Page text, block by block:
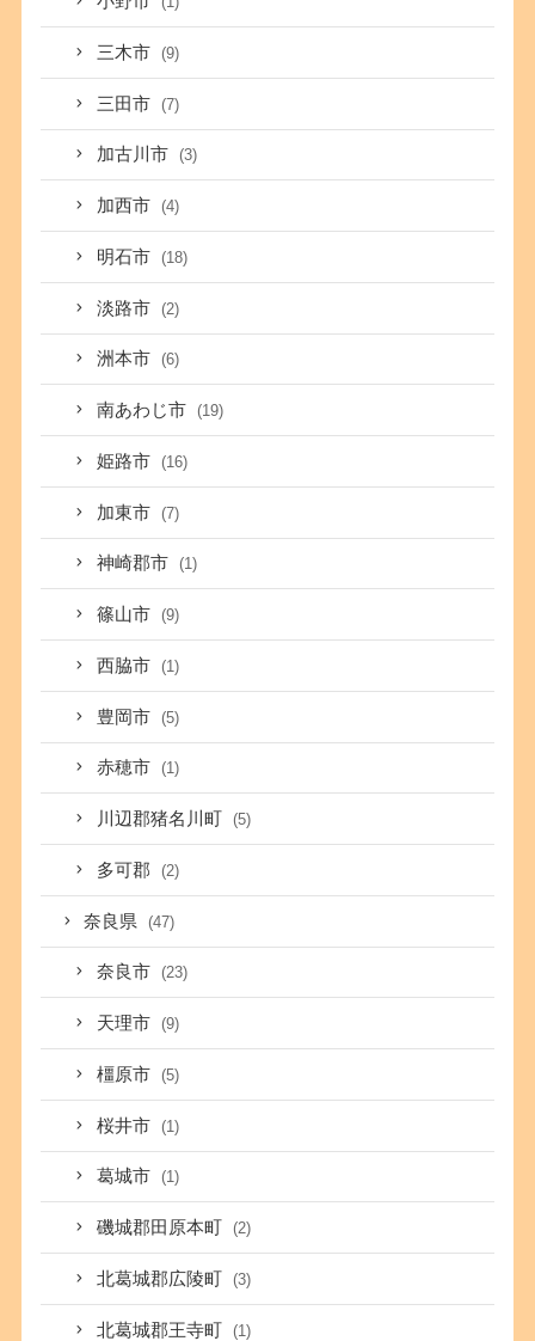
三木市 (9)
三田市 (7)
加古川市 (3)
加西市 (4)
明石市 (18)
淡路市 (2)
洲本市 (6)
南あわじ市 (19)
姫路市 (16)
加東市 (7)
神崎郡市 (1)
篠山市 (9)
西脇市 (1)
豊岡市 (5)
赤穂市 (1)
川辺郡猪名川町 (5)
多可郡 (2)
奈良県 (47)
奈良市 (23)
天理市 (9)
橿原市 (5)
桜井市 (1)
葛城市 (1)
磯城郡田原本町 (2)
北葛城郡広陵町 (3)
北葛城郡王寺町 (1)